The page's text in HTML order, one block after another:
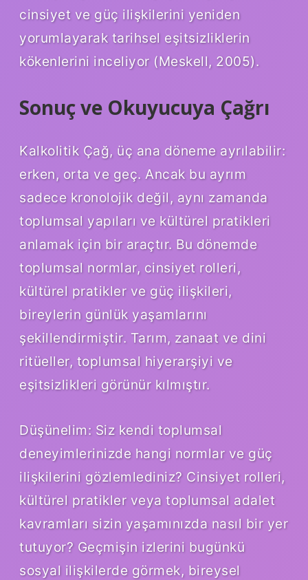
cinsiyet ve güç ilişkilerini yeniden
yorumlayarak tarihsel eşitsizliklerin
kökenlerini inceliyor (Meskell, 2005).
Sonuç ve Okuyucuya Çağrı
Kalkolitik Çağ, üç ana döneme ayrılabilir:
erken, orta ve geç. Ancak bu ayrım
sadece kronolojik değil, aynı zamanda
toplumsal yapıları ve kültürel pratikleri
anlamak için bir araçtır. Bu dönemde
toplumsal normlar, cinsiyet rolleri,
kültürel pratikler ve güç ilişkileri,
bireylerin günlük yaşamlarını
şekillendirmiştir. Tarım, zanaat ve dini
ritüeller, toplumsal hiyerarşiyi ve
eşitsizlikleri görünür kılmıştır.
Düşünelim: Siz kendi toplumsal
deneyimlerinizde hangi normlar ve güç
ilişkilerini gözlemlediniz? Cinsiyet rolleri,
kültürel pratikler veya toplumsal adalet
kavramları sizin yaşamınızda nasıl bir yer
tutuyor? Geçmişin izlerini bugünkü
sosyal ilişkilerde görmek, bireysel